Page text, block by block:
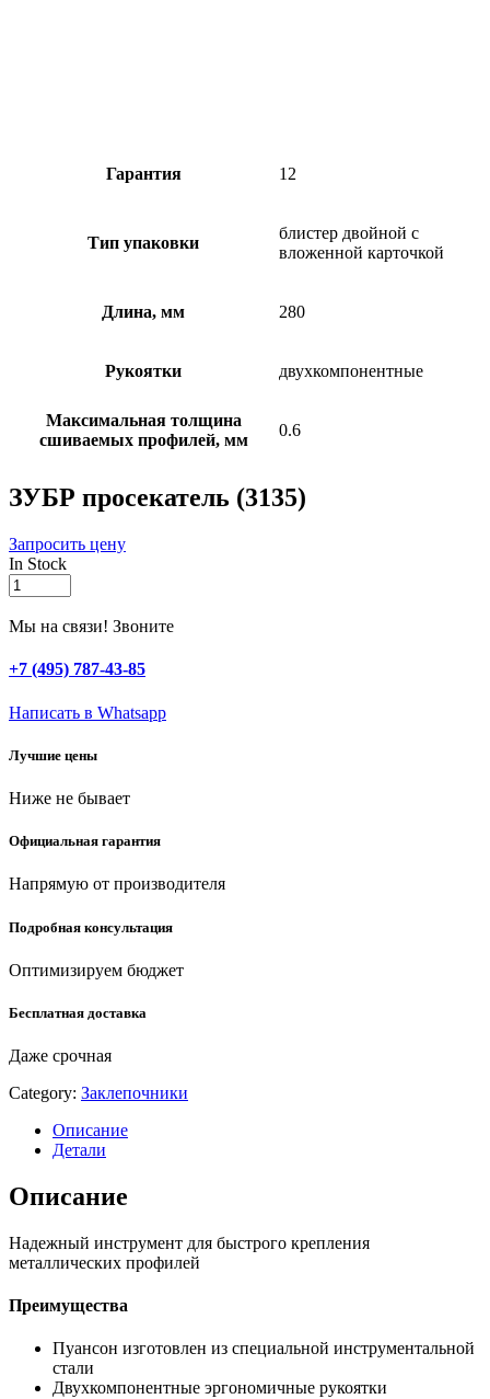
Гарантия 12
Тип упаковки
блистер двойной с
вложенной карточкой
Длина, мм 280
Рукоятки двухкомпонентные
Максимальная толщина
сшиваемых профилей, мм
0.6
ЗУБР просекатель (3135)
Запросить цену
In Stock
ЗУБР
просекатель
(3135)
Мы на связи! Звоните
+7 (495) 787-43-85
Написать в Whatsapp
Лучшие цены
Ниже не бывает
Официальная гарантия
Напрямую от производителя
Подробная консультация
Оптимизируем бюджет
Бесплатная доставка
Даже срочная
Category: Заклепочники
Описание
Детали
Описание
Надежный инструмент для быстрого крепления
металлических профилей
Преимущества
Пуансон изготовлен из специальной инструментальной
стали
Двухкомпонентные эргономичные рукоятки